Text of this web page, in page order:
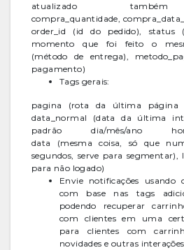
atualizado também
compra_quantidade,
order_id (id do pedido), status
momento que foi feito o
(método de entrega),
pagamento)
Tags gerais:
pagina (rota da última página
data_normal (data da última
padrão dia/mês/ano
data (mesma coisa, só que
segundos, serve para
para não logado)
Envie notificações usando
com base nas tags
podendo recuperar
com clientes em uma
para clientes com
novidades e outras interações